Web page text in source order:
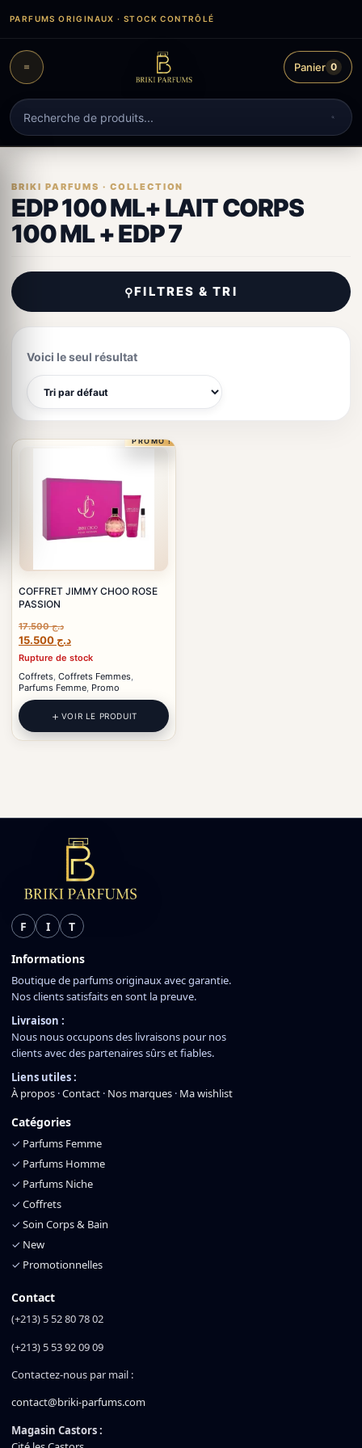
contenu
PARFUMS ORIGINAUX · STOCK CONTRÔLÉ
Recherche
de
produits
Panier 0
EDP 100 ML+ LAIT CORPS
100 ML + EDP 7
⚲FILTRES & TRI
Voici le seul résultat
PROMO !
COFFRET JIMMY CHOO ROSE
PASSION
د.ج17.500
Le
prix
initial
était :
د.ج 17.500.
د.جLe
prix
est :
Rupture de stock
Coffrets, Coffrets Femmes,
Parfums Femme, Promo
VOIR LE PRODUIT
F I T
Informations
Boutique de parfums originaux avec garantie.
Nos clients satisfaits en sont la preuve.
Livraison :
Nous nous occupons des livraisons pour nos
clients avec des partenaires sûrs et fiables.
Liens utiles :
À propos ·Contact · Nos marques · Ma wishlist
Catégories
✓ Parfums Femme
✓ Parfums Homme
✓ Parfums Niche
✓ Coffrets
✓ Soin Corps & Bain
✓ New
✓ Promotionnelles
Contact
(+213) 5 52 80 78 02
(+213) 5 53 92 09 09
Contactez-nous par mail :
contact@briki-parfums.com
Magasin Castors :